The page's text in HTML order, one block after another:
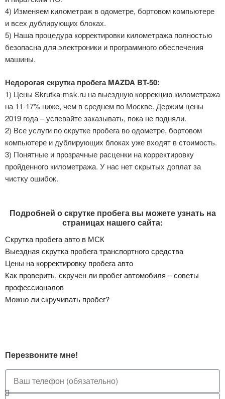
4) Изменяем километраж в одометре, бортовом компьютере
и всех дублирующих блоках.
5) Наша процедура корректировки километража полностью
безопасна для электроники и программного обеспечения
машины.
Недорогая скрутка пробега MAZDA BT-50:
1) Цены Skrutka-msk.ru на выездную коррекцию километража
на 11-17% ниже, чем в среднем по Москве. Держим цены
2019 года – успевайте заказывать, пока не подняли.
2) Все услуги по скрутке пробега во одометре, бортовом
компьютере и дублирующих блоках уже входят в стоимость.
3) Понятные и прозрачные расценки на корректировку
пройденного километража. У нас нет скрытых доплат за
чистку ошибок.
Подробней о скрутке пробега вы можете узнать на
страницах нашего сайта:
Скрутка пробега авто в МСК
Выездная скрутка пробега транспортного средства
Цены на корректировку пробега авто
Как проверить, скручен ли пробег автомобиля – советы
профессионалов
Можно ли скручивать пробег?
Перезвоните мне!